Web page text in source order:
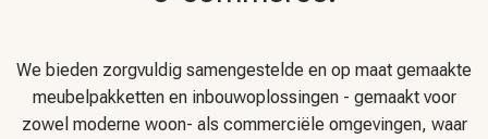
We bieden zorgvuldig samengestelde en op maat gemaakte
meubelpakketten en inbouwoplossingen - gemaakt voor
zowel moderne woon- als commerciële omgevingen, waar